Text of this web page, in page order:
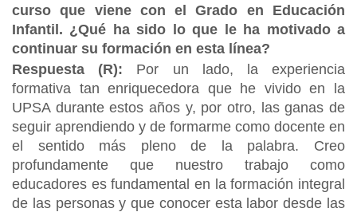
curso que viene con el Grado en Educación
Infantil. ¿Qué ha sido lo que le ha motivado a
continuar su formación en esta línea?
Respuesta (R): Por un lado, la experiencia
formativa tan enriquecedora que he vivido en la
UPSA durante estos años y, por otro, las ganas de
seguir aprendiendo y de formarme como docente en
el sentido más pleno de la palabra. Creo
profundamente que nuestro trabajo como
educadores es fundamental en la formación integral
de las personas y que conocer esta labor desde las